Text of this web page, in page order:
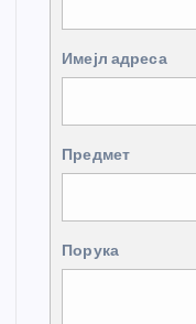
Имејл адреса
Предмет
Порука